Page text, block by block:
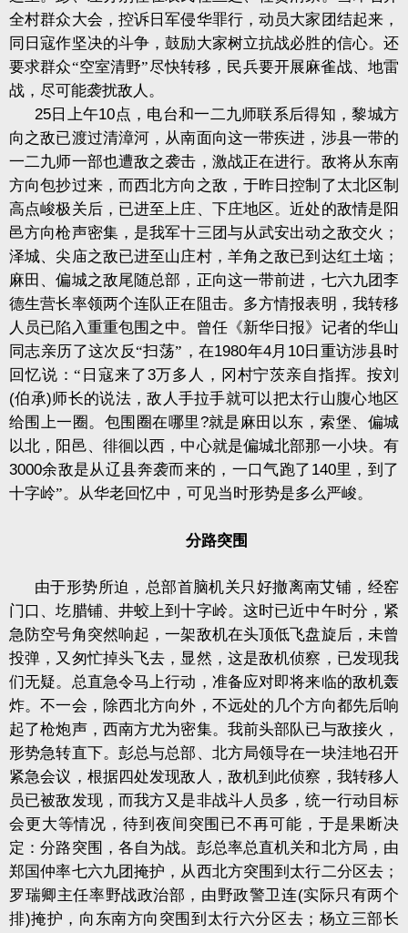
全村群众大会，控诉日军侵华罪行，动员大家团结起来，
同日寇作坚决的斗争，鼓励大家树立抗战必胜的信心。还
要求群众“空室清野”尽快转移，民兵要开展麻雀战、地雷
战，尽可能袭扰敌人。
25 日上午10点，电台和一二九师联系后得知，黎城方
向之敌已渡过清漳河，从南面向这一带疾进，涉县一带的
一二九师一部也遭敌之袭击，激战正在进行。敌将从东南
方向包抄过来，而西北方向之敌，于昨日控制了太北区制
高点峻极关后，已进至上庄、下庄地区。近处的敌情是阳
邑方向枪声密集，是我军十三团与从武安出动之敌交火；
泽城、尖庙之敌已进至山庄村，羊角之敌已到达红土垴；
麻田、偏城之敌尾随总部，正向这一带前进，七六九团李
德生营长率领两个连队正在阻击。多方情报表明，我转移
人员已陷入重重包围之中。曾任《新华日报》记者的华山
同志亲历了这次反“扫荡”，在1980年4月 10日重访涉县时
回忆说：“日寇来了3万多人，冈村宁茨亲自指挥。按刘
(伯承)师长的说法，敌人手拉手就可以把太行山腹心地区
给围上一圈。包围圈在哪里?就是麻田以东，索堡、偏城
以北，阳邑、徘徊以西，中心就是偏城北部那一小块。有
3000余敌是从辽县奔袭而来的，一口气跑了 140里，到了
十字岭”。从华老回忆中，可见当时形势是多么严峻。
分路突围
由于形势所迫，总部首脑机关只好撤离南艾铺，经窑
门口、圪腊铺、井蛟上到十字岭。这时已近中午时分，紧
急防空号角突然响起，一架敌机在头顶低飞盘旋后，未曾
投弹，又匆忙掉头飞去，显然，这是敌机侦察，已发现我
们无疑。总直急令马上行动，准备应对即将来临的敌机轰
炸。不一会，除西北方向外，不远处的几个方向都先后响
起了枪炮声，西南方尤为密集。我前头部队已与敌接火，
形势急转直下。彭总与总部、北方局领导在一块洼地召开
紧急会议，根据四处发现敌人，敌机到此侦察，我转移人
员已被敌发现，而我方又是非战斗人员多，统一行动目标
会更大等情况，待到夜间突围已不再可能，于是果断决
定：分路突围，各自为战。彭总率总直机关和北方局，由
郑国仲率七六九团掩护，从西北方突围到太行二分区去；
罗瑞卿主任率野战政治部，由野政警卫连(实际只有两个
排)掩护，向东南方向突围到太行六分区去；杨立三部长